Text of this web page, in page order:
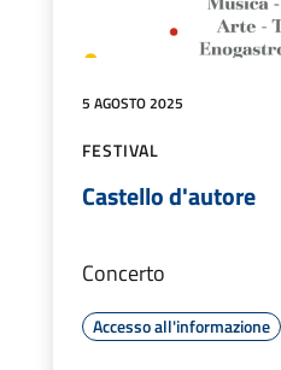
5 AGOSTO 2025
FESTIVAL
Castello d'autore
Concerto
Accesso all'informazione